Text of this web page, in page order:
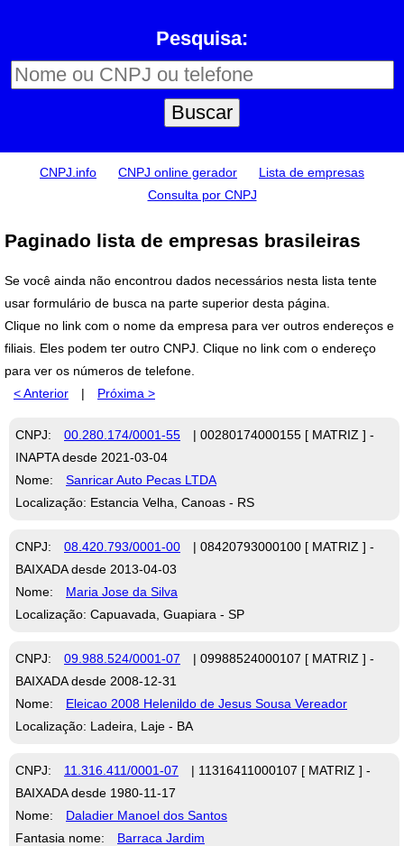
Pesquisa:
CNPJ.info CNPJ online gerador
Lista de empresas
Consulta por CNPJ
Paginado lista de empresas brasileiras
Se você ainda não encontrou dados necessários nesta lista tente
usar formulário de busca na parte superior desta página.
Clique no link com o nome da empresa para ver outros endereços e
filiais. Eles podem ter outro CNPJ. Clique no link com o endereço
para ver os números de telefone.
< Anterior
| Próxima >
CNPJ: 00.280.174/0001-55
| 00280174000155 [ MATRIZ ] -
INAPTA desde 2021-03-04
Nome:
Sanricar Auto Pecas LTDA
Localização: Estancia Velha, Canoas - RS
CNPJ: 08.420.793/0001-00
| 08420793000100 [ MATRIZ ] -
BAIXADA desde 2013-04-03
Nome:
Maria Jose da Silva
Localização: Capuavada, Guapiara - SP
CNPJ: 09.988.524/0001-07
| 09988524000107 [ MATRIZ ] -
BAIXADA desde 2008-12-31
Nome:
Eleicao 2008 Helenildo de Jesus Sousa Vereador
Localização: Ladeira, Laje - BA
CNPJ: 11.316.411/0001-07
| 11316411000107 [ MATRIZ ] -
BAIXADA desde 1980-11-17
Nome:
Daladier Manoel dos Santos
Fantasia nome:
Barraca Jardim